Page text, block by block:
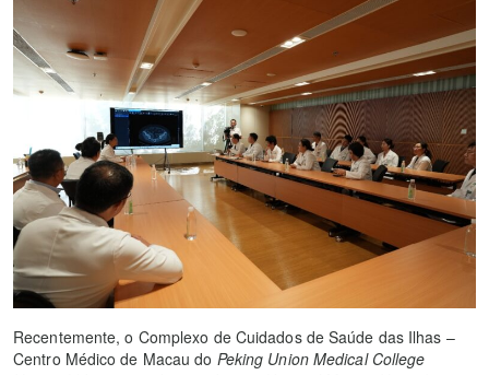
Recentemente, o Complexo de Cuidados de Saúde das Ilhas –
Centro Médico de Macau do Peking Union Medical College